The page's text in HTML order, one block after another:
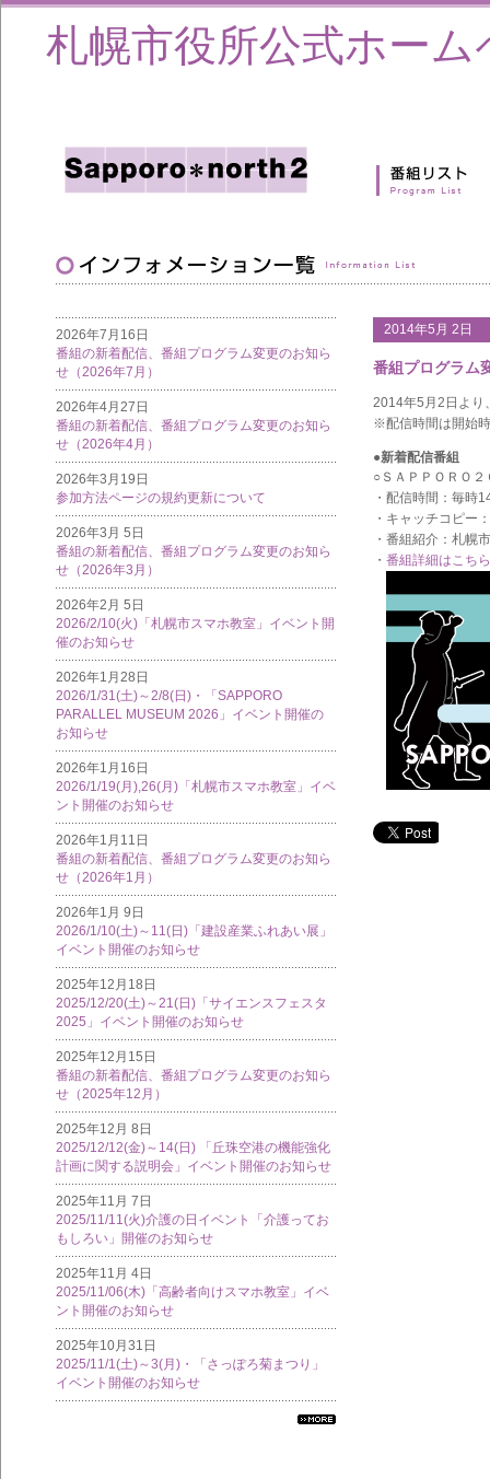
札幌市役所公式ホーム
2026年7月16日
番組の新着配信、番組プログラム変更のお知ら
せ（2026年7月）
2026年4月27日
番組の新着配信、番組プログラム変更のお知ら
せ（2026年4月）
2026年3月19日
参加方法ページの規約更新について
2026年3月 5日
番組の新着配信、番組プログラム変更のお知ら
せ（2026年3月）
2026年2月 5日
2026/2/10(火)「札幌市スマホ教室」イベント開
催のお知らせ
2026年1月28日
2026/1/31(土)～2/8(日)・「SAPPORO
PARALLEL MUSEUM 2026」イベント開催の
お知らせ
2026年1月16日
2026/1/19(月),26(月)「札幌市スマホ教室」イベ
ント開催のお知らせ
2026年1月11日
番組の新着配信、番組プログラム変更のお知ら
せ（2026年1月）
2026年1月 9日
2026/1/10(土)～11(日)「建設産業ふれあい展」
イベント開催のお知らせ
2025年12月18日
2025/12/20(土)～21(日)「サイエンスフェスタ
2025」イベント開催のお知らせ
2025年12月15日
番組の新着配信、番組プログラム変更のお知ら
せ（2025年12月）
2025年12月 8日
2025/12/12(金)～14(日) 「丘珠空港の機能強化
計画に関する説明会」イベント開催のお知らせ
2025年11月 7日
2025/11/11(火)介護の日イベント「介護ってお
もしろい」開催のお知らせ
2025年11月 4日
2025/11/06(木)「高齢者向けスマホ教室」イベ
ント開催のお知らせ
2025年10月31日
2025/11/1(土)～3(月)・「さっぽろ菊まつり」
イベント開催のお知らせ
2014年5月 2日
番組プログラム
2014年5月2日より
※配信時間は開始
●新着配信番組
○ＳＡＰＰＯＲＯ２
・配信時間：毎
・キャッチコピー
・番組紹介：札幌
・ 番組詳細はこちら